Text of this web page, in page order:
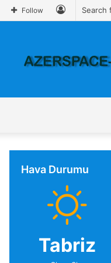
Follow
Hava Durumu
Tabriz